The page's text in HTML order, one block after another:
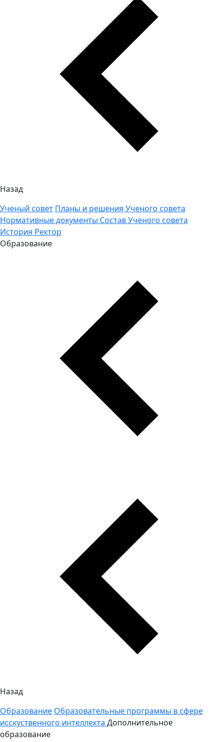
Назад
Ученый совет Планы и решения Ученого совета
Нормативные документы Состав Ученого совета
История Ректор
Образование
Назад
Образование Образовательные программы в сфере
исскуственного интеллекта Дополнительное
образование